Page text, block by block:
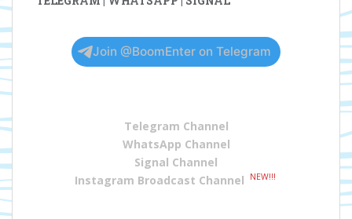
Join @BoomEnter on Telegram
Telegram Channel
WhatsApp Channel
Signal Channel
Instagram Broadcast Channel
NEW!!!